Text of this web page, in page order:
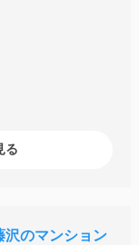
る
沢のマンション